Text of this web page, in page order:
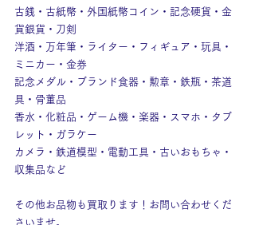
古銭・古紙幣・外国紙幣コイン・記念硬貨・金
貨銀貨・刀剣
洋酒・万年筆・ライター・フィギュア・玩具・
ミニカー・金券
記念メダル・ブランド食器・勲章・鉄瓶・茶道
具・骨董品
香水・化粧品・ゲーム機・楽器・スマホ・タブ
レット・ガラケー
カメラ・鉄道模型・電動工具・古いおもちゃ・
収集品など
その他お品物も買取ります！お問い合わせくだ
さいませ。